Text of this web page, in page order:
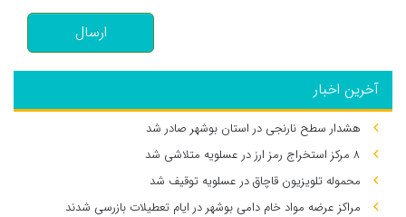
ارسال
آخرین اخبار
هشدار سطح نارنجی در استان بوشهر صادر شد
۸ مرکز استخراج رمز ارز در عسلویه متلاشی شد
محموله تلویزیون قاچاق در عسلویه توقیف شد
مراکز عرضه مواد خام دامی بوشهر در ایام تعطیلات بازرسی شدند